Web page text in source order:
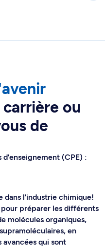
ou
de
(CPE) :
l’industrie chimique!
préparer les différents
molécules organiques,
en
qui sont